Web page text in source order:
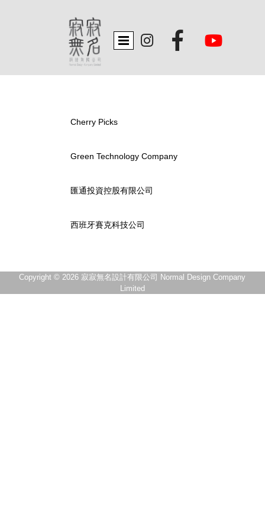
 
Cherry Picks
Green Technology Company
匯通投資控股有限公司
西班牙賽克科技公司
Copyright © 2026 寂寂無名設計有限公司 Normal Design Company
Limited